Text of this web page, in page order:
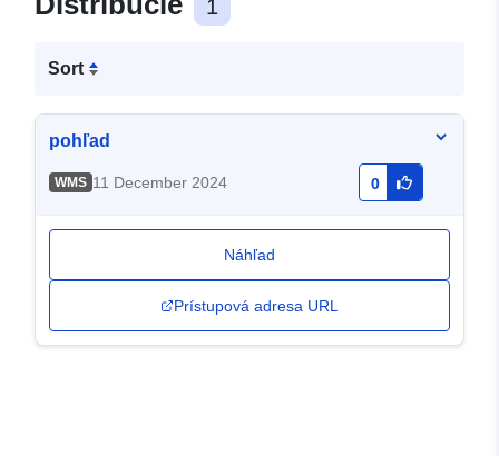
1
Sort
pohľad
WMS 11 December 2024 0
Náhľad
Prístupová adresa URL